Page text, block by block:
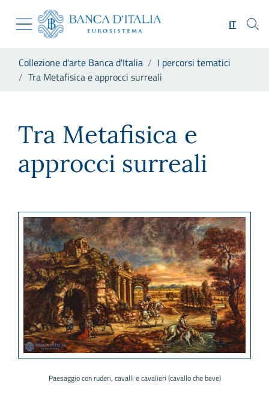
Skip to Main Content
Vai al sito istituzionale
Vai al menu di navigazione
Vai alla ricerca
Vai al footer
IT
Collezione d'arte Banca d'Italia
I percorsi tematici
Tra Metafisica e approcci surreali
Tra Metafisica e
approcci surreali
Paesaggio con ruderi, cavalli e cavalieri (cavallo che beve)